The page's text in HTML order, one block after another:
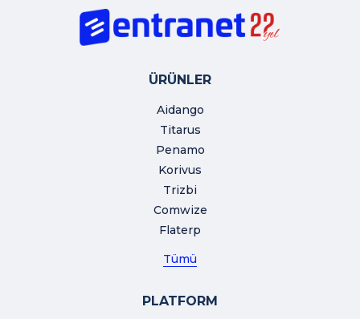
ÜRÜNLER
Aidango
Titarus
Penamo
Korivus
Trizbi
Comwize
Flaterp
Tümü
PLATFORM